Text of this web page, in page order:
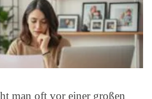
man oft vor einer großen